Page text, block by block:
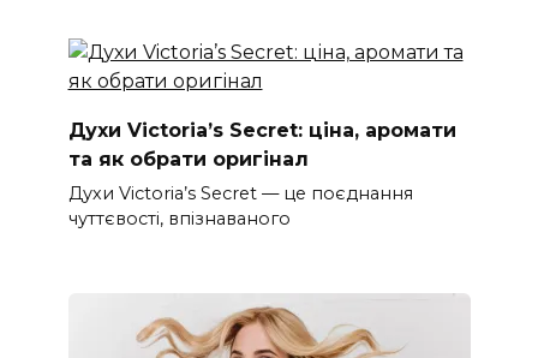
Духи Victoria’s Secret: ціна, аромати
та як обрати оригінал
Духи Victoria’s Secret — це поєднання
чуттєвості, впізнаваного